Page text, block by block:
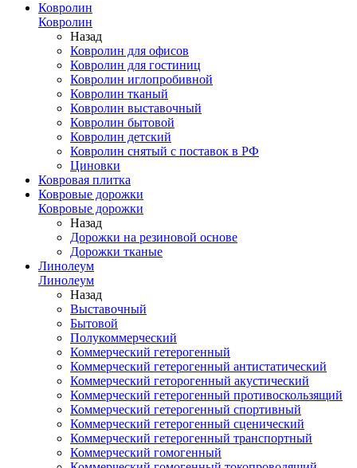
Ковролин
Ковролин
Назад
Ковролин для офисов
Ковролин для гостиниц
Ковролин иглопробивной
Ковролин тканый
Ковролин выставочный
Ковролин бытовой
Ковролин детский
Ковролин снятый с поставок в РФ
Циновки
Ковровая плитка
Ковровые дорожки
Ковровые дорожки
Назад
Дорожки на резиновой основе
Дорожки тканые
Линолеум
Линолеум
Назад
Выставочный
Бытовой
Полукоммерческий
Коммерческий гетерогенный
Коммерческий гетерогенный антистатический
Коммерческий геторогенный акустический
Коммерческий гетерогенный противоскользящий
Коммерческий гетерогенный спортивный
Коммерческий гетерогенный сценический
Коммерческий гетерогенный транспортный
Коммерческий гомогенный